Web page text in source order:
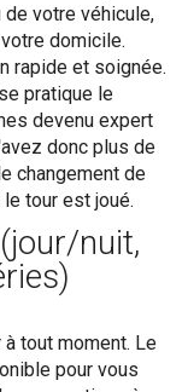
de votre véhicule,
domicile.
rapide et soignée.
pratique le
devenu expert
donc plus de
changement de
tour est joué.
nuit,
tout moment. Le
pour vous